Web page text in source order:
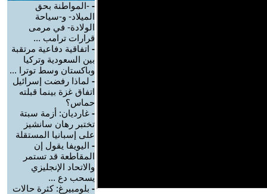
- -المواطنة بحق
الميلاد- و-سياحة
الولادة- في مرمى
قرارات ترامب ...
- اتفاقية دفاعية مرتقبة
بين السعودية وتركيا
وباكستان وسط توترا ...
- لماذا رفضت إسرائيل
اتفاق غزة بينما قبلته
حماس؟
- غارديان: أزمة سبتة
تختبر رهان سانشيز
على إسبانيا المستقلة
- اليويفا يقول إن
المقاطعة قد تستمر
والاتحاد الإنجليزي
يسحب دع ...
- بلومبيرغ: كثرة حالات